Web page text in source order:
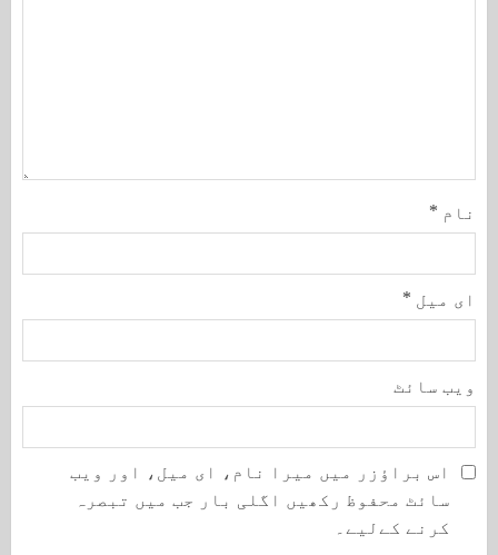
نام *
ای میل *
ویب‌ سائٹ
اس براؤزر میں میرا نام، ای میل، اور ویب
سائٹ محفوظ رکھیں اگلی بار جب میں تبصرہ
کرنے کےلیے۔